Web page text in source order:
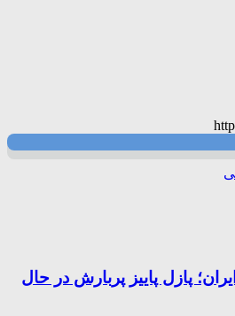
پازل پاییز پربارش در حال